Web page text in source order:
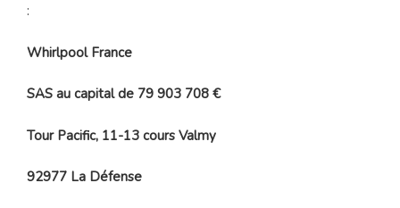
:
Whirlpool France
SAS au capital de 79 903 708 €
Tour Pacific, 11-13 cours Valmy
92977 La Défense